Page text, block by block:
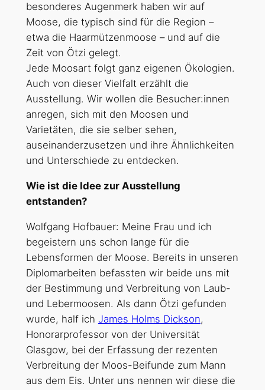
besonderes Augenmerk haben wir auf
Moose, die typisch sind für die Region –
etwa die Haarmützenmoose – und auf die
Zeit von Ötzi gelegt.
Jede Moosart folgt ganz eigenen Ökologien.
Auch von dieser Vielfalt erzählt die
Ausstellung. Wir wollen die Besucher:innen
anregen, sich mit den Moosen und
Varietäten, die sie selber sehen,
auseinanderzusetzen und ihre Ähnlichkeiten
und Unterschiede zu entdecken.
Wie ist die Idee zur Ausstellung
entstanden?
Wolfgang Hofbauer: Meine Frau und ich
begeistern uns schon lange für die
Lebensformen der Moose. Bereits in unseren
Diplomarbeiten befassten wir beide uns mit
der Bestimmung und Verbreitung von Laub-
und Lebermoosen. Als dann Ötzi gefunden
wurde, half ich James Holms Dickson,
Honorarprofessor von der Universität
Glasgow, bei der Erfassung der rezenten
Verbreitung der Moos-Beifunde zum Mann
aus dem Eis. Unter uns nennen wir diese die